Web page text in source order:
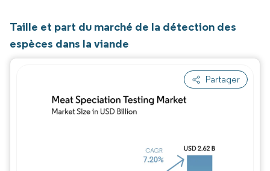
Taille et part du marché de la détection des
espèces dans la viande
Partager